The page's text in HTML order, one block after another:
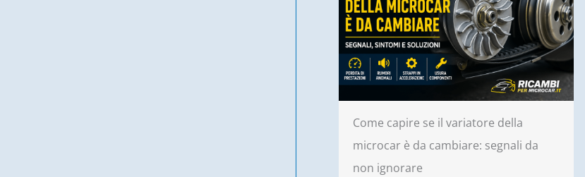
Come capire se il variatore della
microcar è da cambiare: segnali da
non ignorare